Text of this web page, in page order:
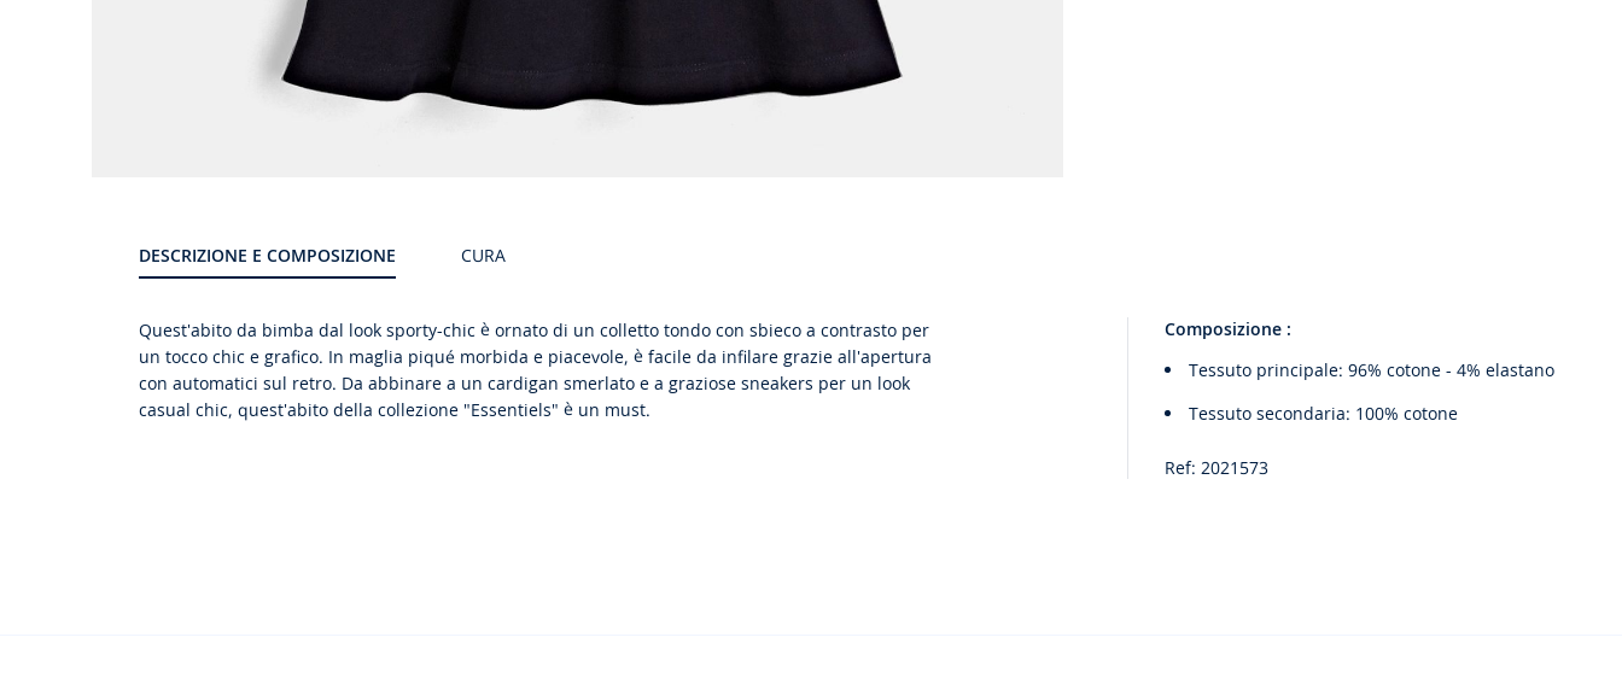
DESCRIZIONE E COMPOSIZIONE CURA
Quest'abito da bimba dal look sporty-chic è ornato di un colletto tondo con sbieco a contrasto per
un tocco chic e grafico. In maglia piqué morbida e piacevole, è facile da infilare grazie all'apertura
con automatici sul retro. Da abbinare a un cardigan smerlato e a graziose sneakers per un look
casual chic, quest'abito della collezione "Essentiels" è un must.
Composizione :
Tessuto principale: 96% cotone - 4% elastano
Tessuto secondaria: 100% cotone
Ref: 2021573